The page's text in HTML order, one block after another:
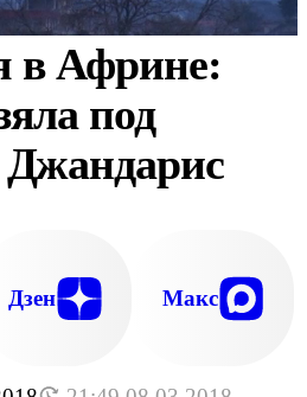
в Африне:
под
Джандарис
Дзен Макс